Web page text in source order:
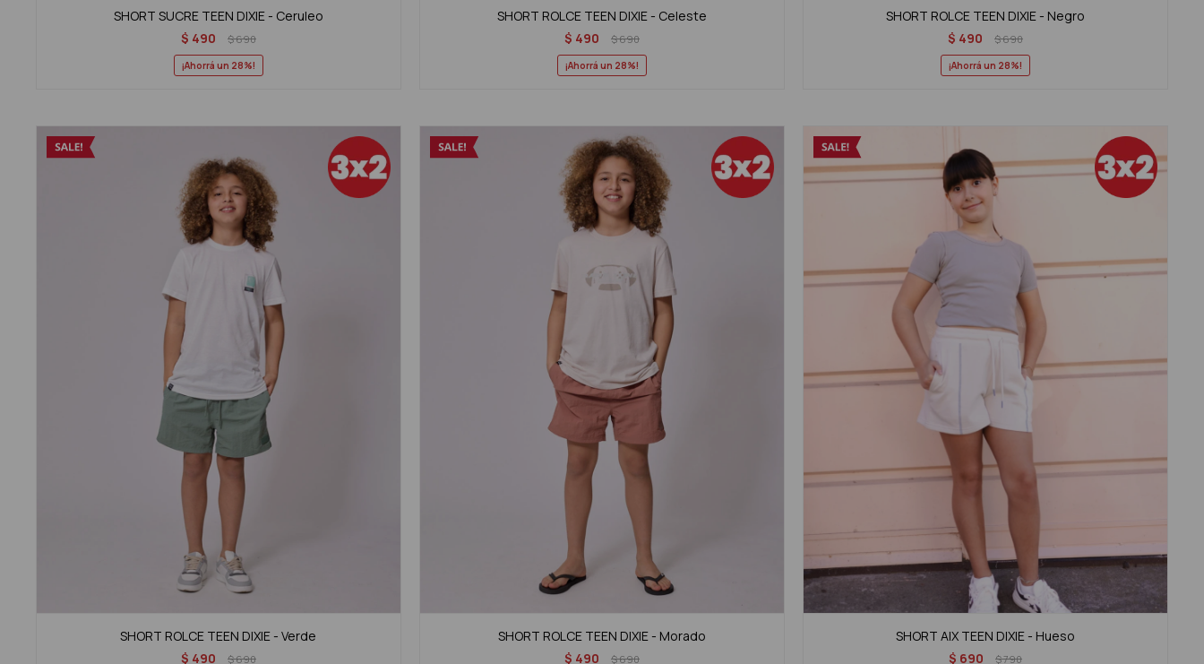
SHORT SUCRE TEEN DIXIE - Ceruleo
$ 490 $690
28
SHORT ROLCE TEEN DIXIE - Celeste
$ 490 $690
28
SHORT ROLCE TEEN DIXIE - Negro
$ 490 $690
28
SHORT ROLCE TEEN DIXIE - Verde
$ 490 $690
SHORT ROLCE TEEN DIXIE - Morado
$ 490 $690
SHORT AIX TEEN DIXIE - Hueso
$ 690 $790